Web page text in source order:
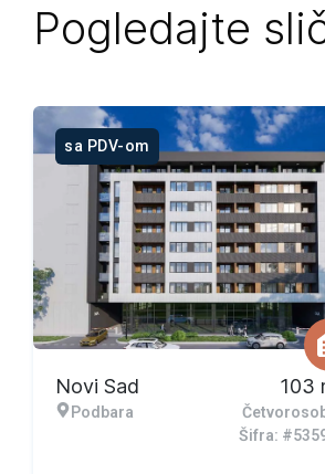
Pogledajte
sa PDV-om
Novi Sad
Podbara
103
Šifra: